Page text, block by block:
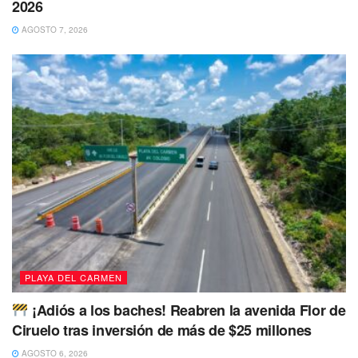
Dijo que se está trabajando de manera constante para
cumplir con el objetivo de
2026
AGOSTO 7, 2026
PLAYA DEL CARMEN
¡Adiós a los baches! Reabren la avenida Flor de
Ciruelo tras inversión de más de $25 millones
AGOSTO 6, 2026